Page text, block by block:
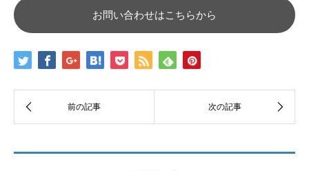
お問い合わせはこちらから